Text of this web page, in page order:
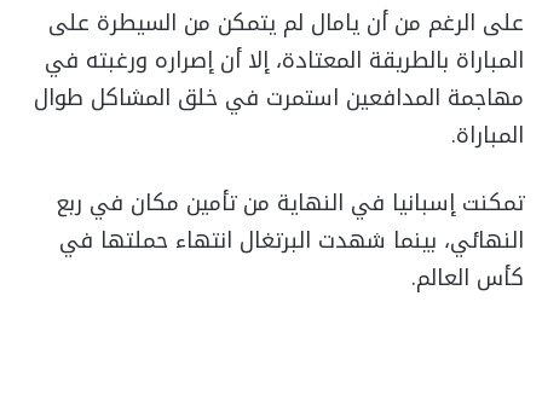
على الرغم من أن يامال لم يتمكن من السيطرة على
المباراة بالطريقة المعتادة، إلا أن إصراره ورغبته في
مهاجمة المدافعين استمرت في خلق المشاكل طوال
المباراة.
تمكنت إسبانيا في النهاية من تأمين مكان في ربع
النهائي، بينما شهدت البرتغال انتهاء حملتها في
كأس العالم.